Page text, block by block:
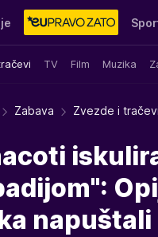
TV Film Muzika
Yumama
Zabava Zvezde i tračevi